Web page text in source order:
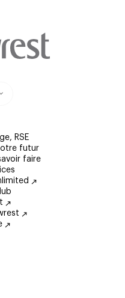
RSE
futur
faire